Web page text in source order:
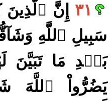
٣١ إِنَّ
سَبِيلِ ٱللَّهِ
بَعۡدِ مَا تَبَيَّنَ
يَضُرُّواْ ٱللَّهَ